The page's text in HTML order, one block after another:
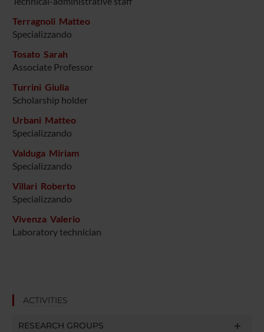
Terragnoli Matteo
Specializzando
Tosato Sarah
Associate Professor
Turrini Giulia
Scholarship holder
Urbani Matteo
Specializzando
Valduga Miriam
Specializzando
Villari Roberto
Specializzando
Vivenza Valerio
Laboratory technician
ACTIVITIES
RESEARCH GROUPS